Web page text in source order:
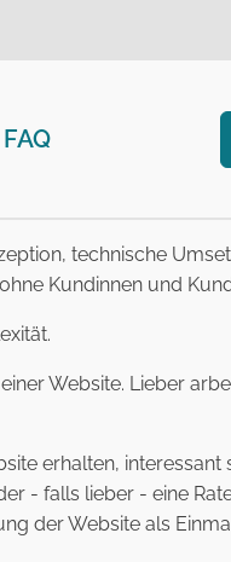
FAQ
technische
Kundinnen und
Website. Lieber
erhalten, interessant
- falls lieber - eine
der Website als